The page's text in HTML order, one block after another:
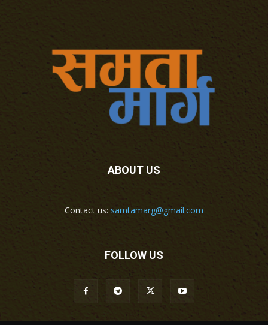
ABOUT US
Contact us: samtamarg@gmail.com
FOLLOW US